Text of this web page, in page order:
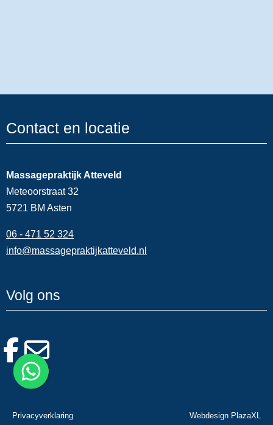
Contact en locatie
Massagepraktijk Atteveld
Meteoorstraat 32
5721 BM Asten
06 - 471 52 324
info@massagepraktijkatteveld.nl
Volg ons
Privacyverklaring Webdesign PlazaXL